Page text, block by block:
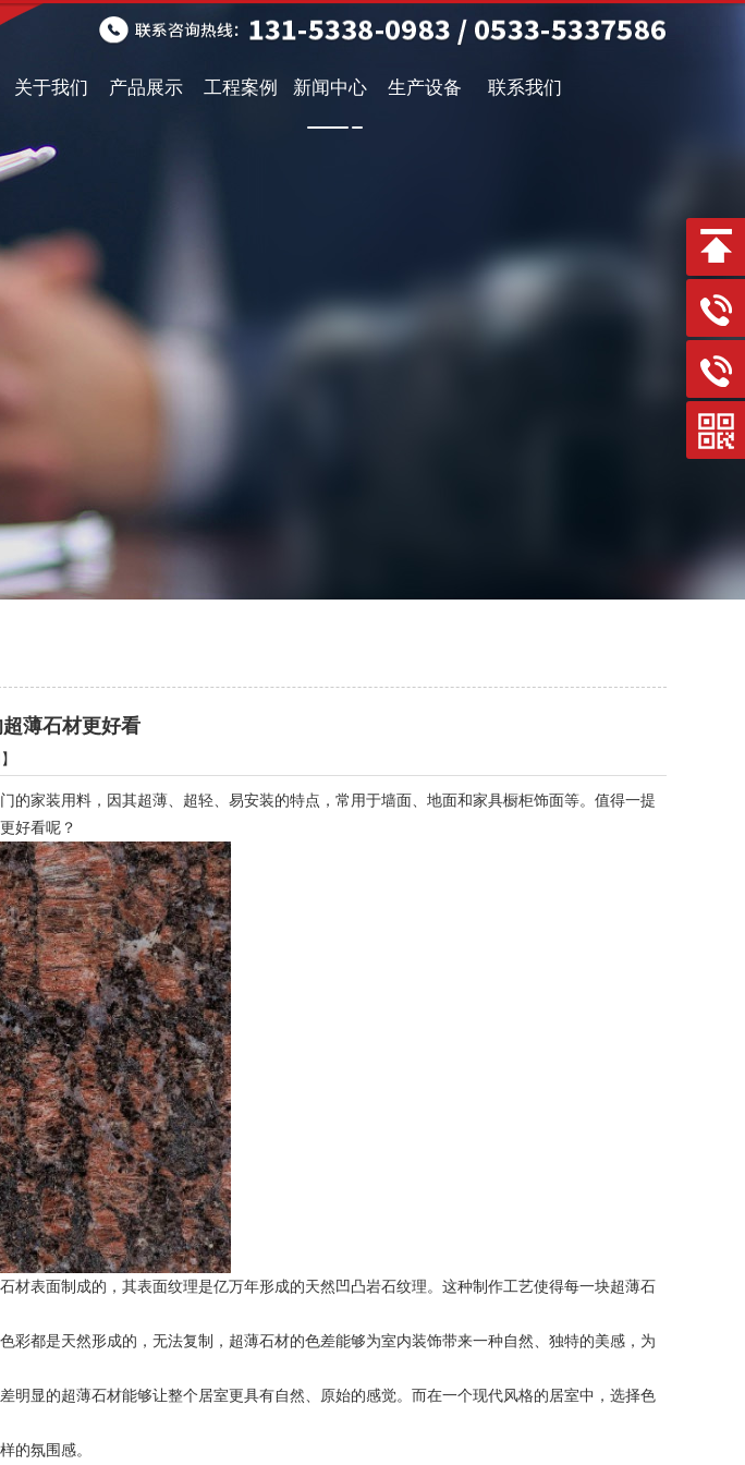
关于我们 产品展示 工程案例 新闻中心 生产设备 联系我们
薄石材更好看
】
装用料，因其超薄、超轻、易安装的特点，常用于墙面、地面和家具橱柜饰面等。值得一提
好看呢？
表面制成的，其表面纹理是亿万年形成的天然凹凸岩石纹理。这种制作工艺使得每一块超薄石
都是天然形成的，无法复制，超薄石材的色差能够为室内装饰带来一种自然、独特的美感，为
显的超薄石材能够让整个居室更具有自然、原始的感觉。而在一个现代风格的居室中，选择色
的氛围感。